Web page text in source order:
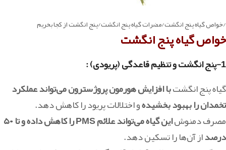
/خواص گیاه پنج انگشت/مضرات گیاه پنج انگشت/پنج انگشت از کجا بخریم
خواص گیاه پنج انگشت
1-پنج انگشت و تنظیم قاعدگی (پریودی) :
گیاه پنج انگشتبا افزایش هورمون پروژسترون می‌تواند عملکرد
تخمدان را بهبود بخشیدهو اختلالات پریود را کاهش دهد.
مصرف دمنوش
این گیاه می‌تواند علائم PMS را کاهش داده و تا ۵۰
درصداز آن‌ها را تسکین دهد.